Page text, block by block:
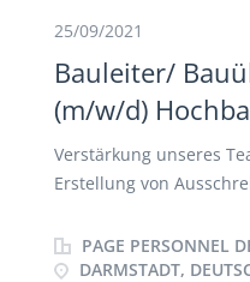
25/09/2021
Bauleiter/
(m/w/d)
Verstärkung unseres
Erstellung von
Bildungseinrichtungen
Projektschwerpunkt im
PAGE PERSONNEL
DARMSTADT,